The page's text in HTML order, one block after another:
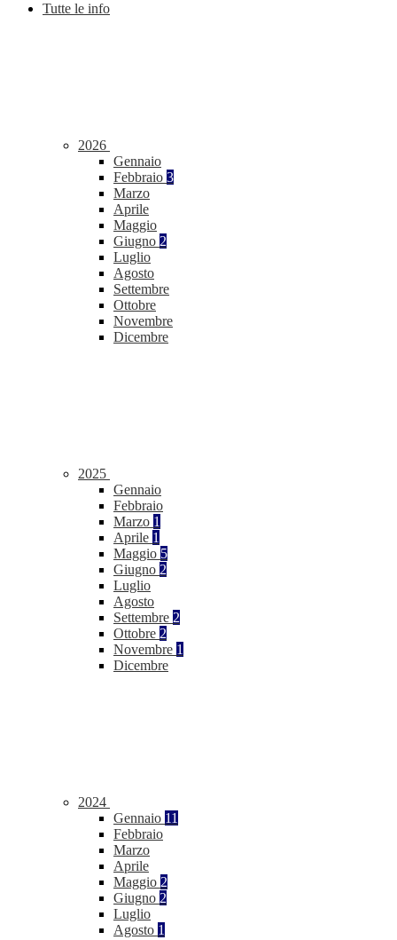
Tutte le info
2026
Gennaio
Febbraio 3
Marzo
Aprile
Maggio
Giugno 2
Luglio
Agosto
Settembre
Ottobre
Novembre
Dicembre
2025
Gennaio
Febbraio
Marzo 1
Aprile 1
Maggio 5
Giugno 2
Luglio
Agosto
Settembre 2
Ottobre 2
Novembre 1
Dicembre
2024
Gennaio 11
Febbraio
Marzo
Aprile
Maggio 2
Giugno 2
Luglio
Agosto 1